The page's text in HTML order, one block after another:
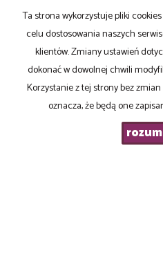
E-mail
Mieszkaniana wynajem
Domy
na wynajem
Działkina wynajem
Lokalena wynajem
Halena wynajem
Obiekty
na wynajem
na sprzedaż
Ta strona wykorzystuje pliki
celu dostosowania naszych
klientów. Zmiany ustawień
dokonać w dowolnej chwili
Korzystanie z tej strony bez
oznacza, że będą one